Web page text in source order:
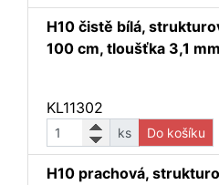
H10 čistě bílá,
100 cm, tloušťka 3,1 mm
KL11302
ks Do košíku
H10 prachová,